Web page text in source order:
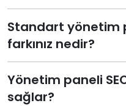
Standart yönetim
farkınız nedir?
Yönetim paneli
sağlar?